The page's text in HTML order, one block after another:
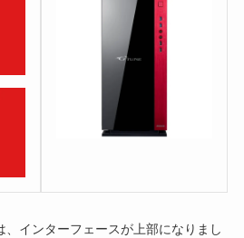
、インターフェースが上部になりまし